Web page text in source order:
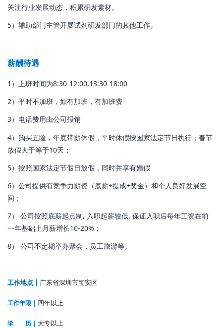
关注行业发展动态，积累研发素材。
5）辅助部门主管开展试剂研发部门的其他工作。
薪酬待遇
1）上班时间为8:30-12:00,13:30-18:00
2）平时不加班，如有加班，有加班费
3）电话费用由公司报销
4）购买五险，年底带薪休假，平时休假按国家法定节日执行；春节
放假大于等于10天；
5）按照国家法定节假日放假，同时并享有婚假
6）公司提供有竞争力薪资（底薪+提成+奖金）和个人良好发展空
间；
7） 公司按照底薪起点制, 入职起薪较低, 保证入职后每年工资在前
一年基础上月薪增长10-20%；
8） 公司不定期举办聚会，员工旅游等。
工作地点 | 广东省深圳市宝安区
工作年限 | 四年以上
学 历 | 大专以上